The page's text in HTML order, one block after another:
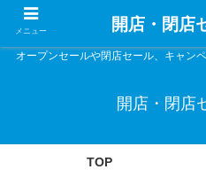
オープンセールや閉店セール、キャン
開店・閉店
TOP
メニュー 開店・閉店